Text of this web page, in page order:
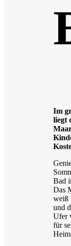
Im
liegt
Bad
Das
weiß
und
Ufer
für